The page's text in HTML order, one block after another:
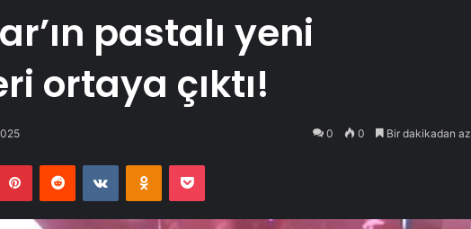
pastalı yeni
ortaya çıktı!
0 0 Bir dakikadan az
PinterestReddit VKontakteOdnoklassniki
Pocket